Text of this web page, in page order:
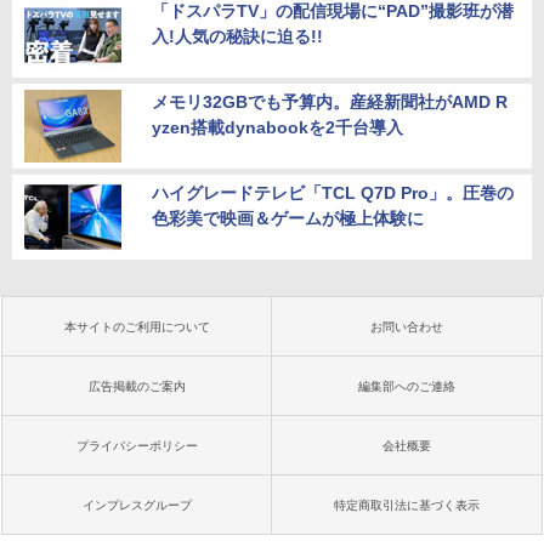
「ドスパラTV」の配信現場に“PAD”撮影班が潜
入!人気の秘訣に迫る!!
メモリ32GBでも予算内。産経新聞社がAMD R
yzen搭載dynabookを2千台導入
ハイグレードテレビ「TCL Q7D Pro」。圧巻の
色彩美で映画＆ゲームが極上体験に
本サイトのご利用について お問い合わせ
広告掲載のご案内 編集部へのご連絡
プライバシーポリシー 会社概要
インプレスグループ 特定商取引法に基づく表示